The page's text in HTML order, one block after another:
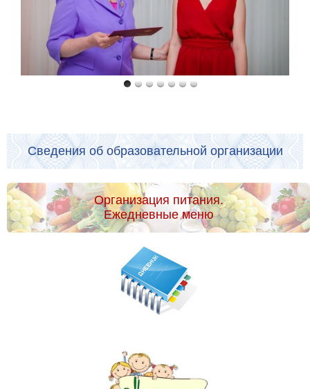
Сведения об образовательной организации
Организация питания.
Ежедневные меню